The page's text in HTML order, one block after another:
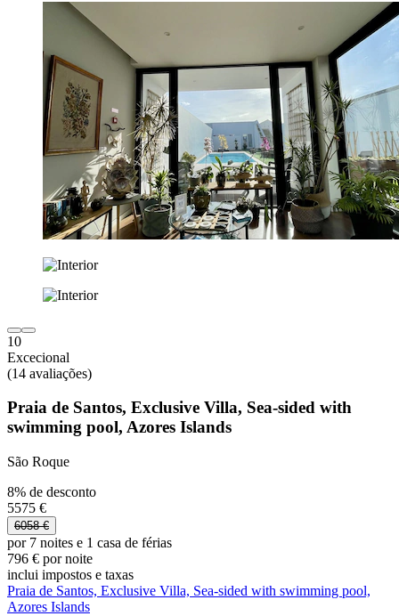
10
Excecional
(14 avaliações)
Praia de Santos, Exclusive Villa, Sea-sided with
swimming pool, Azores Islands
São Roque
8% de desconto
5575 €
6058 €
por 7 noites e 1 casa de férias
796 € por noite
inclui impostos e taxas
Praia de Santos, Exclusive Villa, Sea-sided with swimming pool,
Azores Islands